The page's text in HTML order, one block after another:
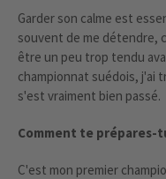
Garder son calme est
souvent de me détendre,
être un peu trop tendu
championnat suédois, j'ai
s'est vraiment bien passé.
Comment te prépares-
C'est mon premier